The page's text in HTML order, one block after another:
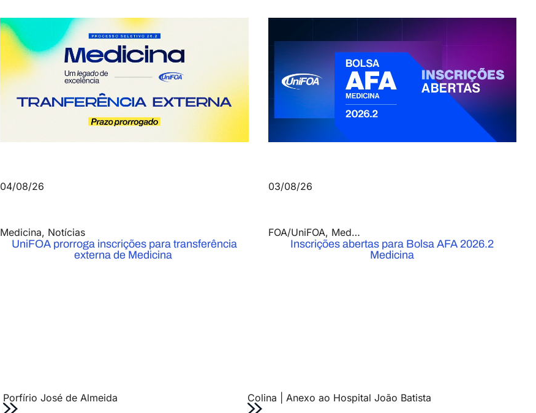
04/08/26
Medicina, Notícias
UniFOA prorroga inscrições para transferência
externa de Medicina
03/08/26
FOA/UniFOA, Medicina
Inscrições abertas para Bolsa AFA 2026.2
Medicina
Porfírio José de Almeida
Colina | Anexo ao Hospital João Batista